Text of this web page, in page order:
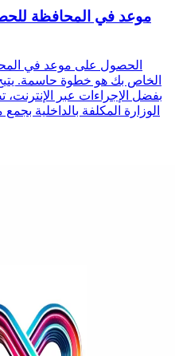
موعد في المحافظة
الحصول على موعد في
الخاص بك هو خطوة حاسمة.
بفضل الإجراءات عبر
الوزارة المكلفة بالداخلية